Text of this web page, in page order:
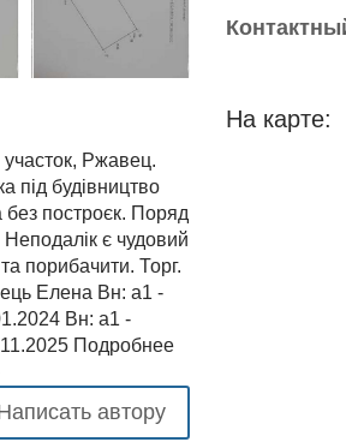
Ржавец.
під будівництво
без построєк. Поряд
є чудовий
порибачити. Торг.
Елена Вн: a1 -
Вн: a1 -
Подробнее
автору
На карте: